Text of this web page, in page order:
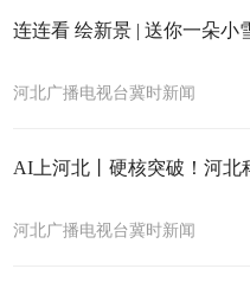
连连看 绘新景 | 送你一朵小
河北广播电视台冀时新闻
AI上河北丨硬核突破！河北
河北广播电视台冀时新闻